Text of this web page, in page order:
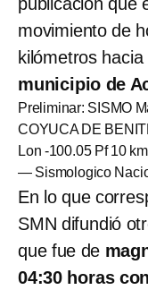
movimiento de
kilómetros
municipio de
Preliminar: SISMO
COYUCA DE
Lon -100.05 Pf 10 km
— Sismologico
En lo que
SMN difundió
que fue de
04:30 horas